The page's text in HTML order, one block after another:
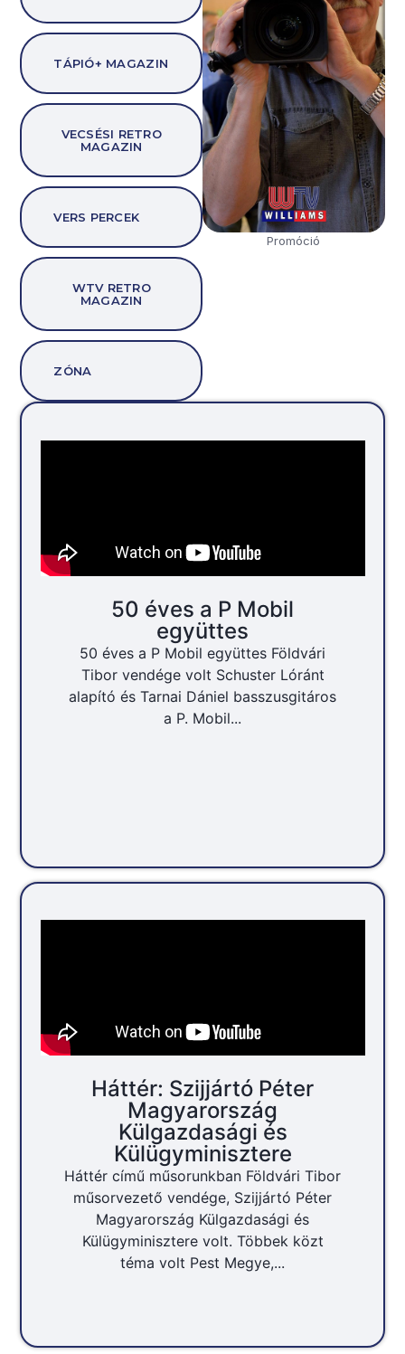
50 éves a P Mobil
együttes
50 éves a P Mobil együttes Földvári
Tibor vendége volt Schuster Lóránt
alapító és Tarnai Dániel basszusgitáros
a P. Mobil...
Háttér: Szijjártó Péter
Magyarország
Külgazdasági és
Külügyminisztere
Háttér című műsorunkban Földvári Tibor
műsorvezető vendége, Szijjártó Péter
Magyarország Külgazdasági és
Külügyminisztere volt. Többek közt
téma volt Pest Megye,...
TÁPIÓ+ MAGAZIN
VECSÉSI RETRO
MAGAZIN
VERS PERCEK
WTV RETRO
MAGAZIN
ZÓNA
Promóció